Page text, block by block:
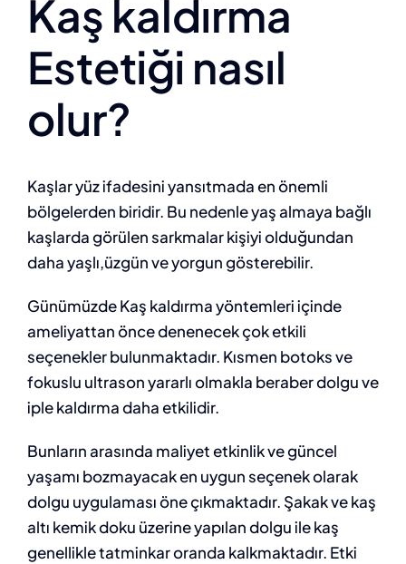
Kaş kaldırma
Estetiği nasıl
olur?
Kaşlar yüz ifadesini yansıtmada en önemli
bölgelerden biridir. Bu nedenle yaş almaya bağlı
kaşlarda görülen sarkmalar kişiyi olduğundan
daha yaşlı,üzgün ve yorgun gösterebilir.
Günümüzde Kaş kaldırma yöntemleri içinde
ameliyattan önce denenecek çok etkili
seçenekler bulunmaktadır. Kısmen botoks ve
fokuslu ultrason yararlı olmakla beraber dolgu ve
iple kaldırma daha etkilidir.
Bunların arasında maliyet etkinlik ve güncel
yaşamı bozmayacak en uygun seçenek olarak
dolgu uygulaması öne çıkmaktadır. Şakak ve kaş
altı kemik doku üzerine yapılan dolgu ile kaş
genellikle tatminkar oranda kalkmaktadır. Etki